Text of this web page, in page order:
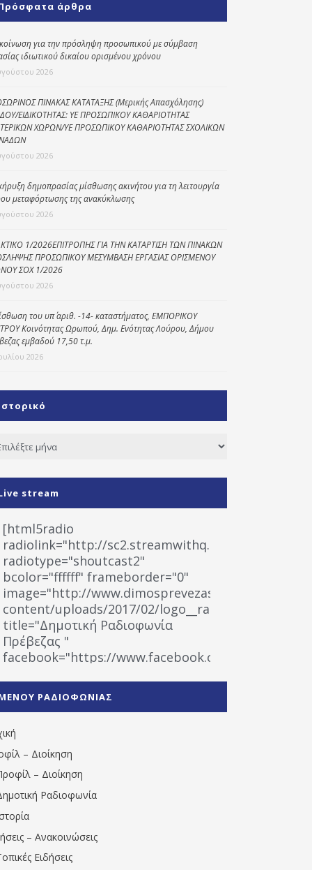
Kοινωνικό
φαρμακείο
Πρόγραμμα
“Βοήθεια στο σπίτι”
Κέντρο Ημερήσιας
Φροντίδας
άρθρα
για την πρόσληψη προσωπικού με σύμβαση
ιδιωτικού δικαίου ορισμένου χρόνου
2026
ΠΙΝΑΚΑΣ ΚΑΤΑΤΑΞΗΣ (Μερικής Απασχόλησης)
ΕΙΔΙΚΟΤΗΤΑΣ: ΥΕ ΠΡΟΣΩΠΙΚΟΥ ΚΑΘΑΡΙΟΤΗΤΑΣ
ΧΩΡΩΝ/ΥΕ ΠΡΟΣΩΠΙΚΟΥ ΚΑΘΑΡΙΟΤΗΤΑΣ ΣΧΟΛΙΚΩΝ
2026
δημοπρασίας μίσθωσης ακινήτου για τη λειτουργία
μεταφόρτωσης της ανακύκλωσης
2026
1/2026ΕΠΙΤΡΟΠΗΣ ΓΙΑ ΤΗΝ ΚΑΤΑΡΤΙΣΗ ΤΩΝ ΠΙΝΑΚΩΝ
ΠΡΟΣΩΠΙΚΟΥ ΜΕΣΥΜΒΑΣΗ ΕΡΓΑΣΙΑΣ ΟΡΙΣΜΕΝΟΥ
ΣΟΧ 1/2026
2026
του υπ΄ αριθ. -14- καταστήματος, ΕΜΠΟΡΙΚΟΥ
Κοινότητας Ωρωπού, Δημ. Ενότητας Λούρου, Δήμου
εμβαδού 17,50 τ.μ.
2026
stream
[html5radio
radiolink="http://sc2.streamwithq.com:8028/
radiotype="shoutcast2"
bcolor="ffffff" frameborder="0"
image="http://www.dimosprevezas.gr/wp-
content/uploads/2017/02/logo__radiofonias.jpg"
title="Δημοτική Ραδιοφωνία
Πρέβεζας "
facebook="https://www.facebook.com/
1531194763766854/" artist="" ]
ΡΑΔΙΟΦΩΝΙΑΣ
– Διοίκηση
– Διοίκηση
Ραδιοφωνία
– Ανακοινώσεις
Ειδήσεις